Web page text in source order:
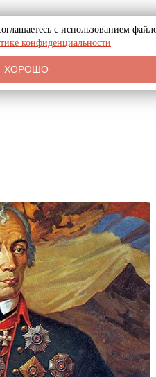
с использованием
конфиденциальности
ХОРОШО